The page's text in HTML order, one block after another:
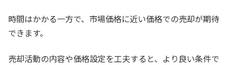
時間はかかる一方で、市場価格に近い価格での売却が期待
できます。
売却活動の内容や価格設定を工夫すると、より良い条件で